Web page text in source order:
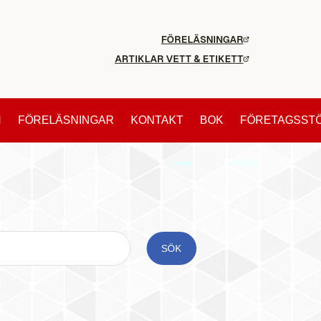
FÖRELÄSNINGAR
ARTIKLAR VETT & ETIKETT
FÖRELÄSNINGAR KONTAKT BOK